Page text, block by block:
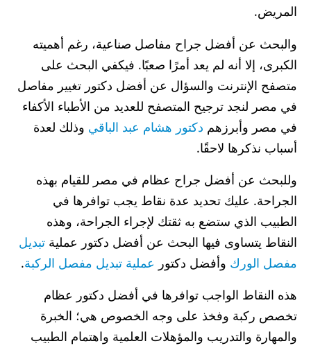
المريض.
والبحث عن أفضل جراح مفاصل صناعية، رغم أهميته
الكبرى، إلا أنه لم يعد أمرًا صعبًا. فيكفي البحث على
متصفح الإنترنت والسؤال عن أفضل دكتور تغيير مفاصل
في مصر لنجد ترجيح المتصفح للعديد من الأطباء الأكفاء
في مصر وأبرزهم دكتور هشام عبد الباقي وذلك لعدة
أسباب نذكرها لاحقًا.
وللبحث عن أفضل جراح عظام في مصر للقيام بهذه
الجراحة. عليك تحديد عدة نقاط يجب توافرها في
الطبيب الذي ستضع به ثقتك لإجراء الجراحة، وهذه
النقاط يتساوى فيها البحث عن أفضل دكتور عملية تبديل
مفصل الورك وأفضل دكتور عملية تبديل مفصل الركبة.
هذه النقاط الواجب توافرها في أفضل دكتور عظام
تخصص ركبة وفخذ على وجه الخصوص هي؛ الخبرة
والمهارة والتدريب والمؤهلات العلمية واهتمام الطبيب